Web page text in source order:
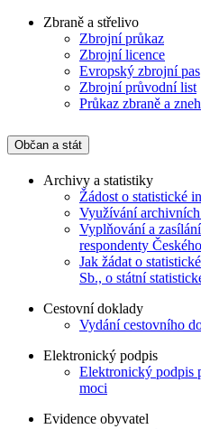
Zbraně a střelivo
Zbrojní průkaz
Zbrojní licence
Evropský zbrojní pas
Zbrojní průvodní list
Průkaz zbraně a
Občan a stát
Archivy a statistiky
Žádost o statistické
Využívání
Vyplňování a
respondenty
Jak žádat o
Sb., o státní
Cestovní doklady
Vydání cestovního
Elektronický podpis
Elektronický podpis
moci
Evidence obyvatel